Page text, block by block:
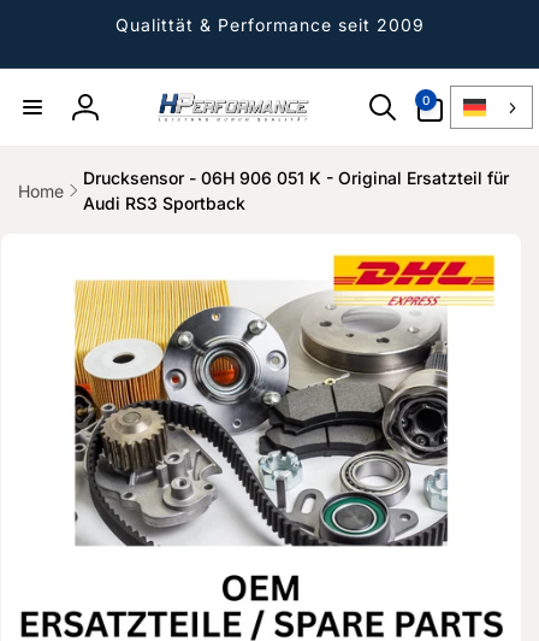
Qualittät & Performance seit 2009
Einloggen
0
Artikel
Home
Drucksensor - 06H 906 051 K - Original Ersatzteil für
Audi RS3 Sportback